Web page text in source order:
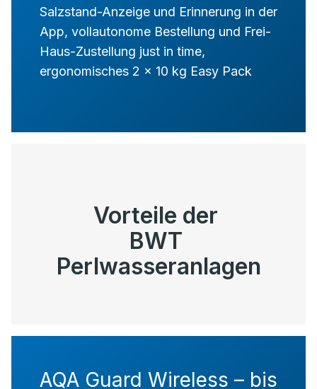
Salzstand-Anzeige und Erinnerung in der
App, vollautonome Bestellung und Frei-
Haus-Zustellung just in time,
ergonomisches 2 x 10 kg Easy Pack
Vorteile der
BWT
Perlwasseranlagen
AQA Guard Wireless – bis